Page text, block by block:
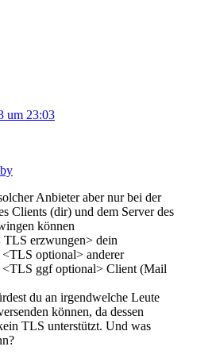
um 23:03
Anbieter aber nur bei der
Clients (dir) und dem Server des
können
erzwungen> dein
optional> anderer
<TLS ggf optional> Client (Mail
du an irgendwelche Leute
können, da dessen
TLS unterstützt. Und was